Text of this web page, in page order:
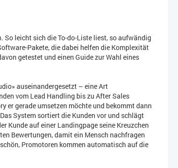
So leicht sich die To-do-Liste liest, so aufwändig
Pakete, die dabei helfen die Komplexität
getestet und einen Guide zur Wahl eines
auseinandergesetzt – eine Art
vom Lead Handling bis zu After Sales
er gerade umsetzen möchte und bekommt dann
System sortiert die Kunden vor und schlägt
Kunde auf einer Landingpage seine Kreuzchen
Bewertungen, damit ein Mensch nachfragen
Promotoren kommen automatisch auf die